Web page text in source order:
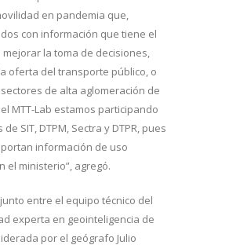
en pandemia que,
con información que tiene el
mejorar la toma de decisiones,
oferta del transporte público, o
de alta aglomeración de
MTT-Lab estamos participando
SIT, DTPM, Sectra y DTPR, pues
información de uso
el ministerio”, agregó.
entre el equipo técnico del
experta en geointeligencia de
por el geógrafo Julio